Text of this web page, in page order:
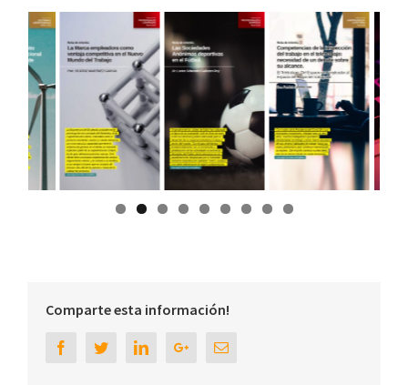
Comparte esta información!
FacebookTwitterLinkedinGoogle+Email